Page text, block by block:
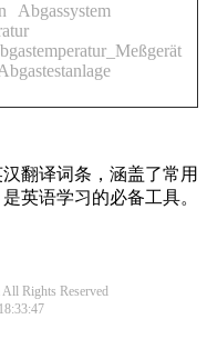
Abgassystem
翻译词条，涵盖了常用
英语学习的必备工具。
Rights Reserved